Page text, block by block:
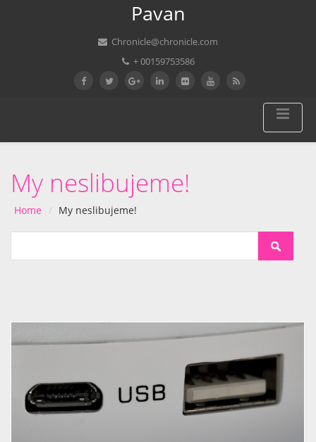
Pavan
Chronicle@chronicle.com
+ 00159753586
My neslibujeme!
Home My neslibujeme!